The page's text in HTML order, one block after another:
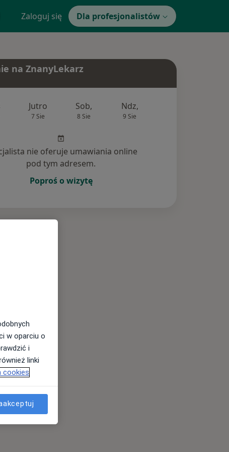
Zaloguj się Dla profesjonalistów
na ZnanyLekarz
Jutro
7 Sie
Sob,
8 Sie
Ndz,
9 Sie
nie oferuje umawiania online
pod tym adresem.
Poproś o wizytę
w oparciu o
i
linki
cookies